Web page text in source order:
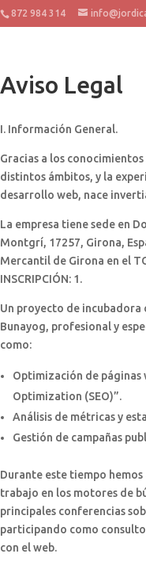
872 984 314
Aviso Legal
I. Información General.
Gracias a los
distintos ámbitos, y la
desarrollo web, nace
La empresa tiene sede en
Montgrí, 17257, Girona,
Mercantil de Girona en el
INSCRIPCIÓN: 1.
Un proyecto de
Bunayog, profesional y
como:
Optimización de páginas
Optimization (SEO)”.
Análisis de métricas y
Gestión de campañas
Durante este tiempo
trabajo en los motores de
principales conferencias
participando como
con el web.